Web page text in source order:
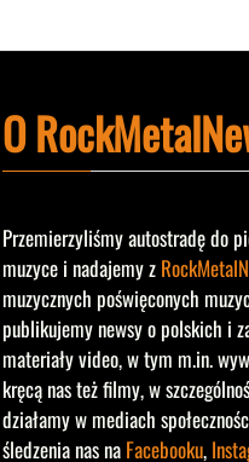
O
Przemierzyliśmy autostradę do
muzyce i nadajemy z
muzycznych poświęconych
publikujemy newsy o polskich i
materiały video, w tym m.in.
kręcą nas też filmy, w
działamy w mediach
śledzenia nas na Facebooku,